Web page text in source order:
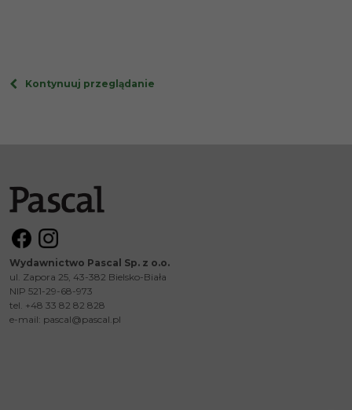
Kontynuuj przeglądanie
Wydawnictwo Pascal Sp. z o.o.
ul. Zapora 25, 43-382 Bielsko-Biała
NIP 521-29-68-973
tel. +48 33 82 82 828
e-mail: pascal@pascal.pl